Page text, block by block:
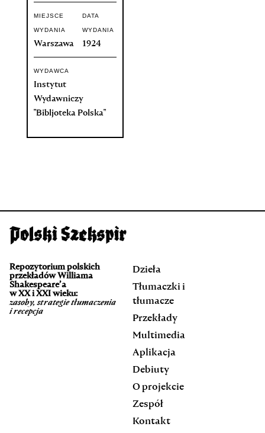
MIEJSCE
WYDANIA
Warszawa
DATA
WYDANIA
1924
WYDAWCA
Instytut
Wydawniczy
"Bibljoteka Polska"
Repozytorium polskich
przekładów Williama
Shakespeare’a
w XX i XXI wieku:
zasoby, strategie tłumaczenia
i recepcja
Dzieła
Tłumaczki i
tłumacze
Przekłady
Multimedia
Aplikacja
Debiuty
O projekcie
Zespół
Kontakt